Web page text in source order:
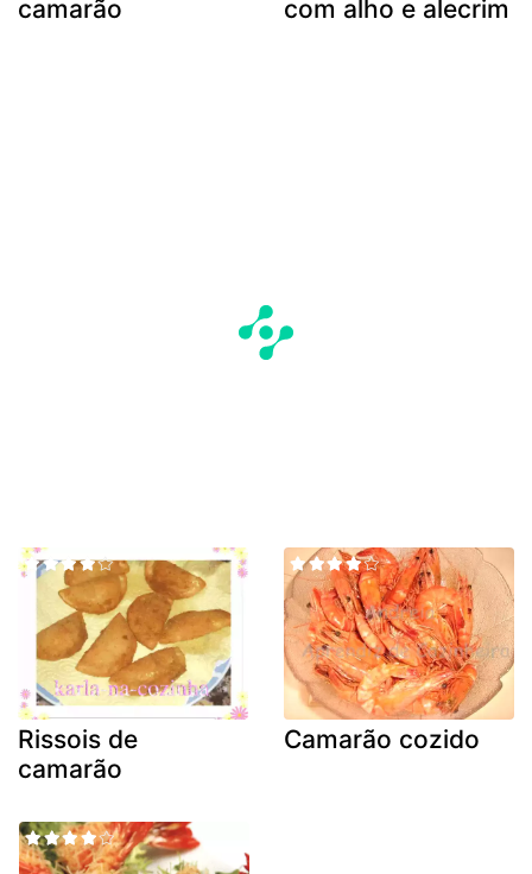
camarão com alho e alecrim
Rissois de
camarão
Camarão cozido